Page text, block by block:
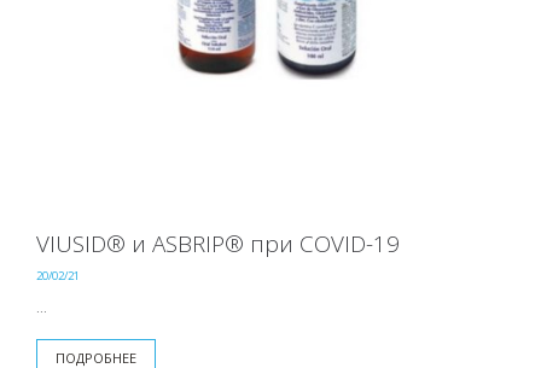
VIUSID® и ASBRIP® при COVID-19
20/02/21
...
ПОДРОБНЕЕ